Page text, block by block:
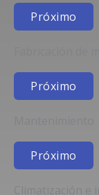
Próximo
Próximo
Próximo